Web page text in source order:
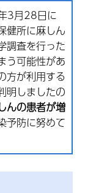
3月28日に
健所に麻しん
調査を行った
う可能性があ
方が利用する
明しましたの
んの患者が増
予防に努めて